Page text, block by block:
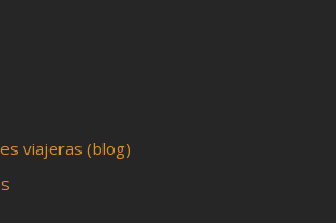
viajeras (blog)